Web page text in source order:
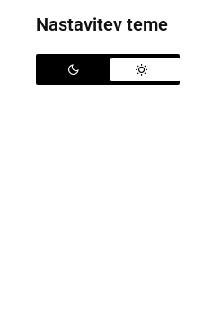
Nastavitev teme
Izberite